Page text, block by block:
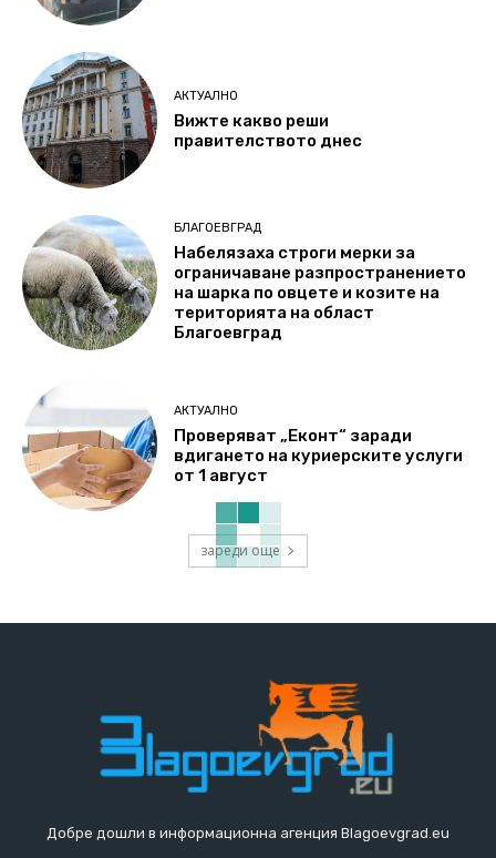
АКТУАЛНО
Вижте какво реши
правителството днес
БЛАГОЕВГРАД
Набелязаха строги мерки за
ограничаване разпространението
на шарка по овцете и козите на
територията на област
Благоевград
АКТУАЛНО
Проверяват „Еконт“ заради
вдигането на куриерските услуги
от 1 август
зареди още
Добре дошли в информационна агенция Blagoevgrad.eu